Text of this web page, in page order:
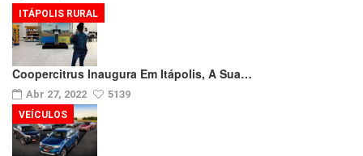
Coopercitrus Inaugura Em Itápolis, A Sua…
Abr 27, 2022 5139
ITÁPOLIS RURAL
VEÍCULOS